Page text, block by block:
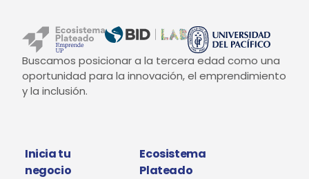
Buscamos posicionar a la tercera edad como una
oportunidad para la innovación, el emprendimiento
y la inclusión.
Inicia tu
negocio
Ecosistema
Plateado